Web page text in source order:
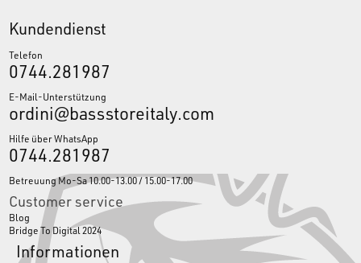
Kundendienst
Telefon
0744.281987
E-Mail-Unterstützung
ordini@bassstoreitaly.com
Hilfe über WhatsApp
0744.281987
Betreuung Mo-Sa 10.00-13.00 / 15.00-17.00
Customer service
Blog
Bridge To Digital 2024
Informationen